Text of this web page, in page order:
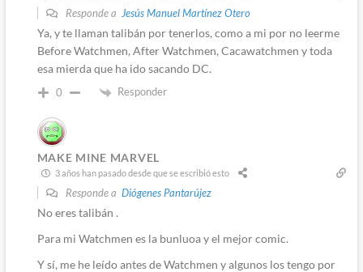
Responde a Jesús Manuel Martínez Otero
Ya, y te llaman talibán por tenerlos, como a mi por no leerme
Before Watchmen, After Watchmen, Cacawatchmen y toda
esa mierda que ha ido sacando DC.
0 Responder
MAKE MINE MARVEL
3 años han pasado desde que se escribió esto
Responde a Diógenes Pantarújez
No eres talibán .
Para mi Watchmen es la bunluoa y el mejor comic.
Y sí, me he leído antes de Watchmen y algunos los tengo por